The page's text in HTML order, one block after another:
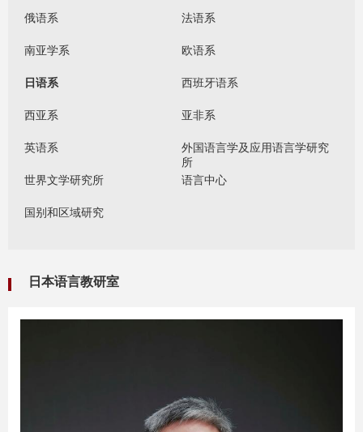
俄语系 法语系
南亚学系 欧语系
日语系 西班牙语系
西亚系 亚非系
英语系
外国语言学及应用语言学研究
所
世界文学研究所
语言中心
国别和区域研究
日本语言教研室